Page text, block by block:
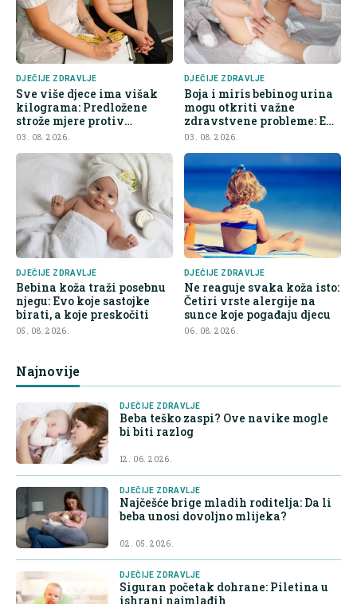
DJEČIJE ZDRAVLJE
Sve više djece ima višak
kilograma: Predložene
strože mjere protiv
nezdrave hrane
03. 08. 2026.
DJEČIJE ZDRAVLJE
Boja i miris bebinog urina
mogu otkriti važne
zdravstvene probleme: Evo
na šta roditelji trebaju obr
03. 08. 2026.
DJEČIJE ZDRAVLJE
Bebina koža traži posebnu
njegu: Evo koje sastojke
birati, a koje preskočiti
05. 08. 2026.
DJEČIJE ZDRAVLJE
Ne reaguje svaka koža isto:
Četiri vrste alergije na
sunce koje pogađaju djecu
06. 08. 2026.
Najnovije
DJEČIJE ZDRAVLJE
Beba teško zaspi? Ove navike mogle
bi biti razlog
12. 06. 2026.
DJEČIJE ZDRAVLJE
Najčešće brige mladih roditelja: Da li
beba unosi dovoljno mlijeka?
02. 05. 2026.
DJEČIJE ZDRAVLJE
Siguran početak dohrane: Piletina u
ishrani najmlađih